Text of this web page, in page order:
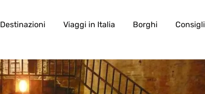
Destinazioni Viaggi in Italia Borghi Consigli